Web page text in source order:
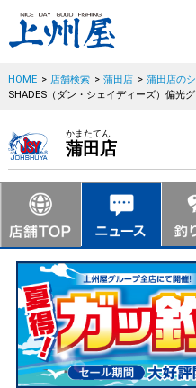
HOME > 店舗検索 > 蒲田店 > 蒲田店の
SHADES（ダン・シェイディーズ）偏光
かまたてん
蒲田店